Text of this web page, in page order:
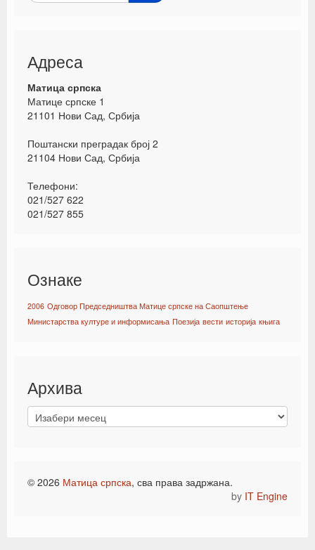
Адреса
Матица српска
Матице српске 1
21101 Нови Сад, Србија
Поштански преградак број 2
21104 Нови Сад, Србија
Телефони:
021/527 622
021/527 855
Ознаке
2006 Одговор Председништва Матице српске на Саопштење
Министарства културе и информисања Поезија вести историја књига
Архива
© 2026 Матица српска, сва права задржана.
by IT Engine